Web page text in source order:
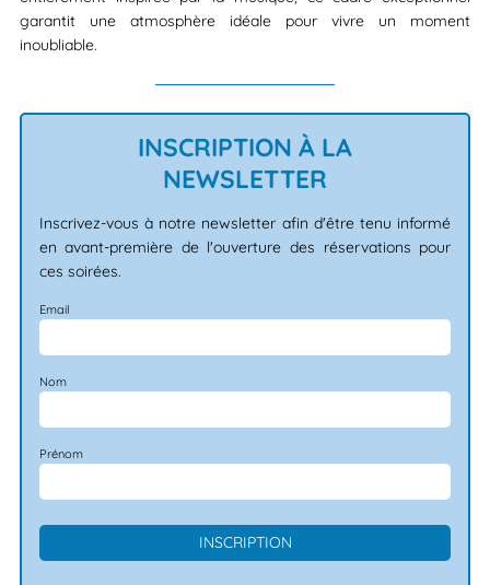
garantit une atmosphère idéale pour vivre un moment
inoubliable.
INSCRIPTION À LA
NEWSLETTER
Inscrivez-vous à notre newsletter afin d'être tenu informé
en avant-première de l'ouverture des réservations pour
ces soirées.
Email
Nom
Prénom